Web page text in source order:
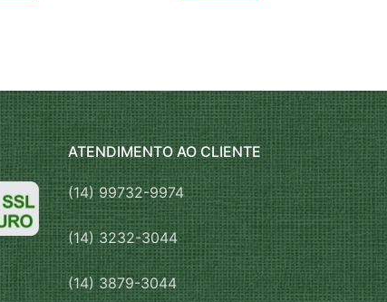
ATENDIMENTO AO CLIENTE
(14) 99732-9974
(14) 3232-3044
(14) 3879-3044